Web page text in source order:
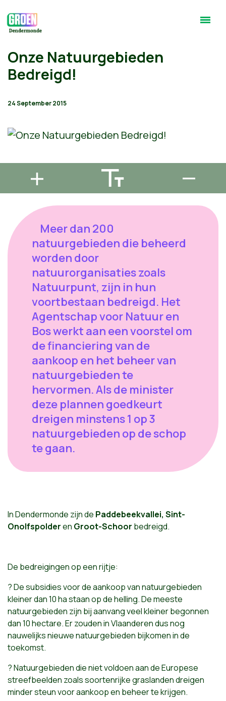
Onze Natuurgebieden
Bedreigd!
24 September 2015
Meer dan 200
natuurgebieden die beheerd
worden door
natuurorganisaties zoals
Natuurpunt, zijn in hun
voortbestaan bedreigd. Het
Agentschap voor Natuur en
Bos werkt aan een voorstel om
de financiering van de
aankoop en het beheer van
natuurgebieden te
hervormen. Als de minister
deze plannen goedkeurt
dreigen minstens 1 op 3
natuurgebieden op de schop
te gaan.
In Dendermonde zijn de Paddebeekvallei, Sint-
Onolfspolderen Groot-Schoor bedreigd.
De bedreigingen op een rijtje:
? De subsidies voor de aankoop van natuurgebieden
kleiner dan 10 ha staan op de helling. De meeste
natuurgebieden zijn bij aanvang veel kleiner begonnen
dan 10 hectare. Er zouden in Vlaanderen dus nog
nauwelijks nieuwe natuurgebieden bijkomen in de
toekomst.
? Natuurgebieden die niet voldoen aan de Europese
streefbeelden zoals soortenrijke graslanden dreigen
minder steun voor aankoop en beheer te krijgen.